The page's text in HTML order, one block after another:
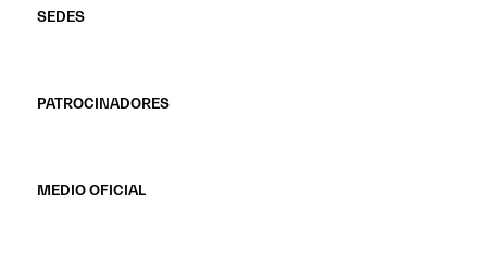
SEDES
PATROCINADORES
MEDIO OFICIAL